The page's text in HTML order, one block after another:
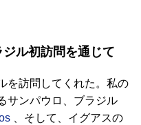
ル初訪問を通じて
を訪問してくれた。私の
サンパウロ、ブラジル
、そして、イグアスの